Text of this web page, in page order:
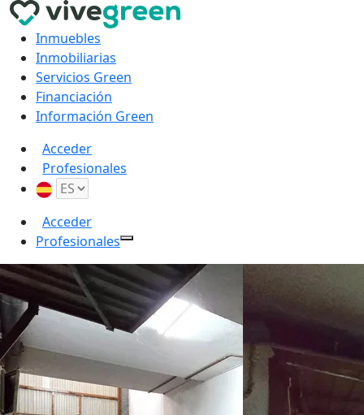
Inmuebles
Inmobiliarias
Servicios Green
Financiación
Información Green
Acceder
Profesionales
Acceder
Profesionales